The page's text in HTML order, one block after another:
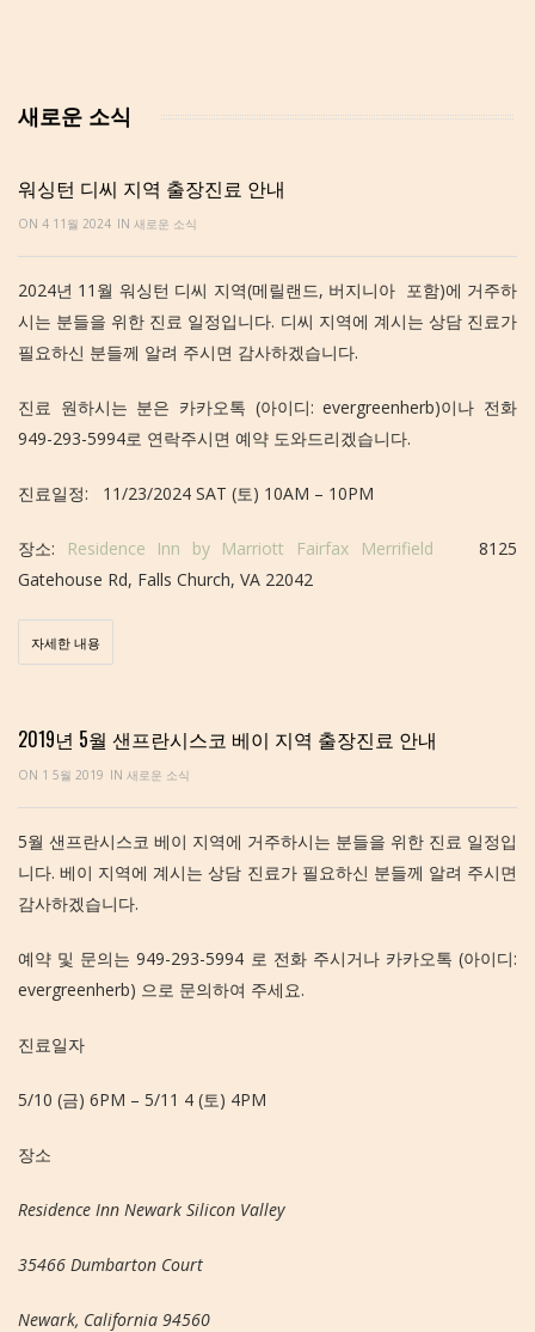
새로운 소식
워싱턴 디씨 지역 출장진료 안내
ON 4 11월 2024 IN 새로운 소식
2024년 11월 워싱턴 디씨 지역(메릴랜드, 버지니아 포함)에 거주하
시는 분들을 위한 진료 일정입니다. 디씨 지역에 계시는 상담 진료가
필요하신 분들께 알려 주시면 감사하겠습니다.
진료 원하시는 분은 카카오톡 (아이디: evergreenherb)이나 전화
949-293-5994로 연락주시면 예약 도와드리겠습니다.
진료일정: 11/23/2024 SAT (토) 10AM – 10PM
장소: Residence Inn by Marriott Fairfax Merrifield 8125
Gatehouse Rd, Falls Church, VA 22042
자세한 내용
2019년 5월 샌프란시스코 베이 지역 출장진료 안내
ON 1 5월 2019 IN 새로운 소식
5월 샌프란시스코 베이 지역에 거주하시는 분들을 위한 진료 일정입
니다. 베이 지역에 계시는 상담 진료가 필요하신 분들께 알려 주시면
감사하겠습니다.
예약 및 문의는 949-293-5994 로 전화 주시거나 카카오톡 (아이디:
evergreenherb) 으로 문의하여 주세요.
진료일자
5/10 (금) 6PM – 5/11 4 (토) 4PM
장소
Residence Inn Newark Silicon Valley
35466 Dumbarton Court
Newark, California 94560